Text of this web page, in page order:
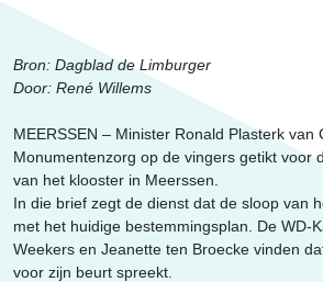
Overheid
Erfgoed
Bron: Dagblad de Limburger
Door: René Willems
MEERSSEN – Minister Ronald Plasterk van
Monumentenzorg op de vingers getikt voor
van het klooster in Meerssen.
In die brief zegt de dienst dat de sloop van
met het huidige bestemmingsplan. De WD-
Weekers en Jeanette ten Broecke vinden
voor zijn beurt spreekt.